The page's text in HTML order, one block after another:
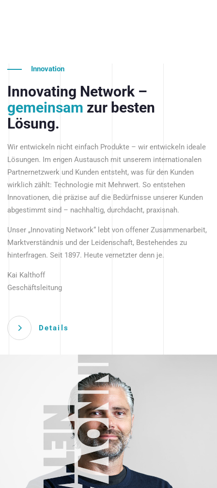
Innovation
Innovating Network –
gemeinsam zur besten
Lösung.
Wir entwickeln nicht einfach Produkte – wir entwickeln ideale
Lösungen. Im engen Austausch mit unserem internationalen
Partnernetzwerk und Kunden entsteht, was für den Kunden
wirklich zählt: Technologie mit Mehrwert. So entstehen
Innovationen, die präzise auf die Bedürfnisse unserer Kunden
abgestimmt sind – nachhaltig, durchdacht, praxisnah.
Unser „Innovating Network“ lebt von offener Zusammenarbeit,
Marktverständnis und der Leidenschaft, Bestehendes zu
hinterfragen. Seit 1897. Heute vernetzter denn je.
Kai Kalthoff
Geschäftsleitung
Details